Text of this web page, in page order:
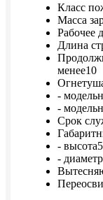
Класс
Масса
Рабочее
Длина
менее10
-
-
Срок
-
-